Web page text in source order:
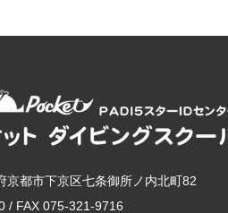
京都市下京区七条御所ノ内北町82
/ FAX 075-321-9716